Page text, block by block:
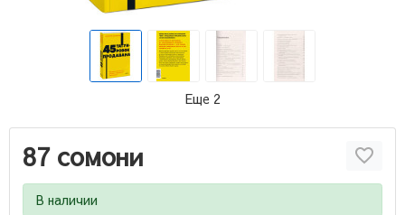
Еще 2
87 сомони
В наличии